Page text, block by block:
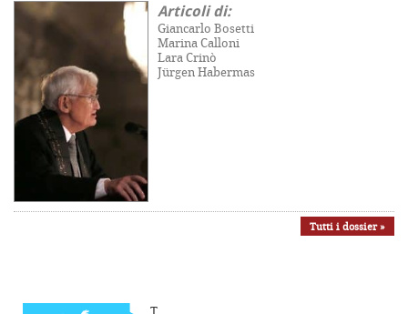
Articoli di:
Giancarlo Bosetti
Marina Calloni
Lara Crinò
Jürgen Habermas
Tutti i dossier »